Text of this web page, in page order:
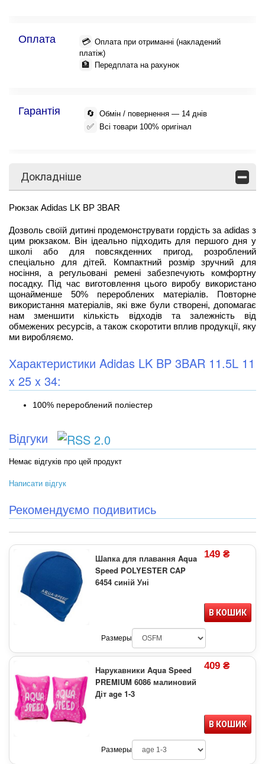
Оплата 💳 Оплата при отриманні (накладений
платіж)
🏦 Передплата на рахунок
Гарантія 🔄 Обмін / повернення — 14 днів
✅ Всі товари 100% оригінал
Докладніше
Рюкзак Adidas LK BP 3BAR
Дозволь своїй дитині продемонструвати гордість за adidas з
цим рюкзаком. Він ідеально підходить для першого дня у
школі або для повсякденних пригод, розроблений
спеціально для дітей. Компактний розмір зручний для
носіння, а регульовані ремені забезпечують комфортну
посадку. Під час виготовлення цього виробу використано
щонайменше 50% перероблених матеріалів. Повторне
використання матеріалів, які вже були створені, допомагає
нам зменшити кількість відходів та залежність від
обмежених ресурсів, а також скоротити вплив продукції, яку
ми виробляємо.
Характеристики Adidas LK BP 3BAR 11.5L 11
x 25 x 34:
100% перероблений поліестер
Відгуки
Немає відгуків про цей продукт
Написати відгук
Рекомендуємо подивитись
Шапка для плавання Aqua
Speed POLYESTER CAP
6454 синій Уні
149 ₴
В КОШИК
Размеры
Нарукавники Aqua Speed
PREMIUM 6086 малиновий
Діт age 1-3
409 ₴
В КОШИК
Размеры